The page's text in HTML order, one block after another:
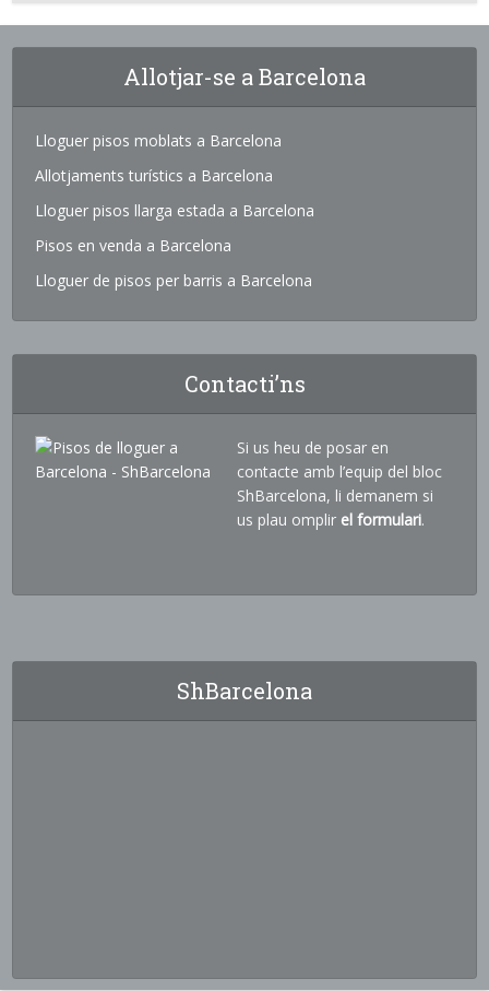
Allotjar-se a Barcelona
Lloguer pisos moblats a Barcelona
Allotjaments turístics a Barcelona
Lloguer pisos llarga estada a Barcelona
Pisos en venda a Barcelona
Lloguer de pisos per barris a Barcelona
Contacti’ns
Si us heu de posar en
contacte amb l’equip del bloc
ShBarcelona, li demanem si
us plau omplir el formulari.
ShBarcelona